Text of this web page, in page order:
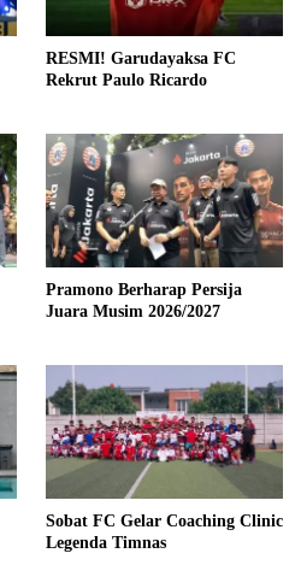
RESMI! Garudayaksa FC
Rekrut Paulo Ricardo
Pramono Berharap Persija
Juara Musim 2026/2027
Sobat FC Gelar Coaching Clinic
Legenda Timnas